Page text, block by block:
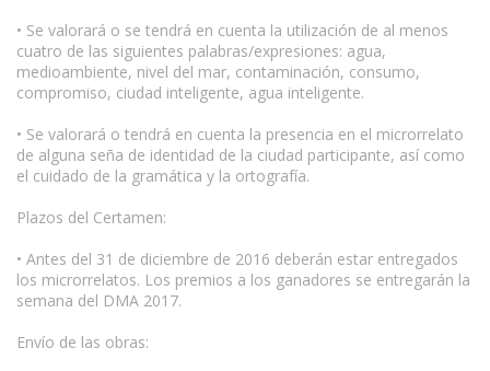
• Se valorará o se tendrá en cuenta la utilización de al menos
cuatro de las siguientes palabras/expresiones: agua,
medioambiente, nivel del mar, contaminación, consumo,
compromiso, ciudad inteligente, agua inteligente.
• Se valorará o tendrá en cuenta la presencia en el microrrelato
de alguna seña de identidad de la ciudad participante, así como
el cuidado de la gramática y la ortografía.
Plazos del Certamen:
• Antes del 31 de diciembre de 2016 deberán estar entregados
los microrrelatos. Los premios a los ganadores se entregarán la
semana del DMA 2017.
Envío de las obras: